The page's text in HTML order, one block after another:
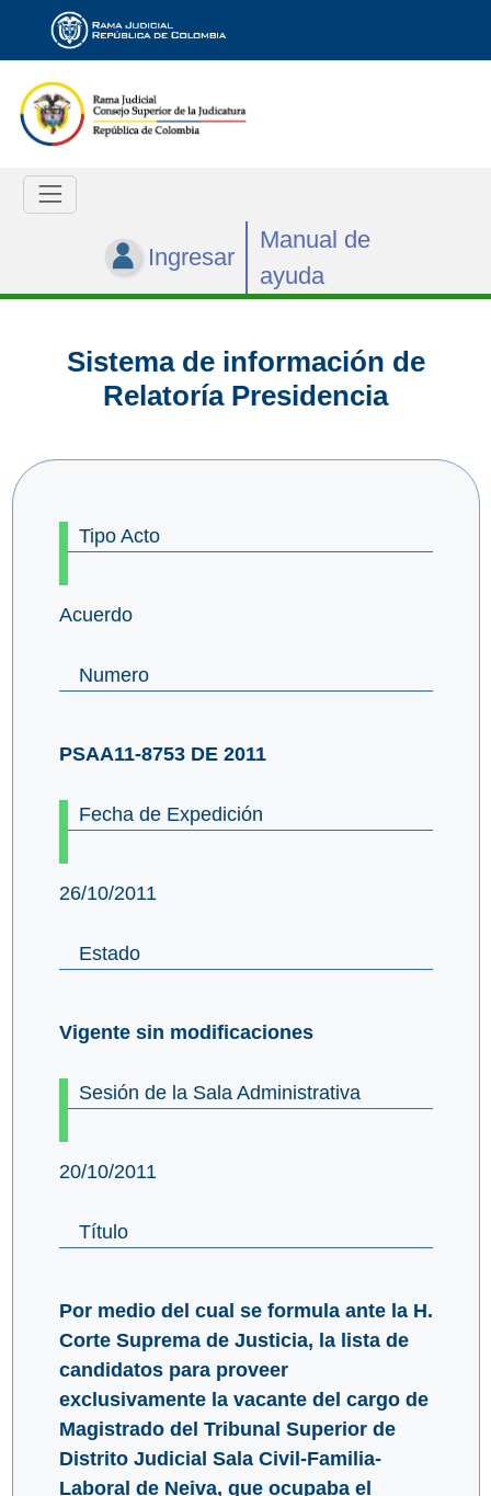
Ingresar
Manual de
ayuda
Sistema de información de
Relatoría Presidencia
Tipo Acto
Acuerdo
Numero
PSAA11-8753 DE 2011
Fecha de Expedición
26/10/2011
Estado
Vigente sin modificaciones
Sesión de la Sala Administrativa
20/10/2011
Título
Por medio del cual se formula ante la H.
Corte Suprema de Justicia, la lista de
candidatos para proveer
exclusivamente la vacante del cargo de
Magistrado del Tribunal Superior de
Distrito Judicial Sala Civil-Familia-
Laboral de Neiva, que ocupaba el